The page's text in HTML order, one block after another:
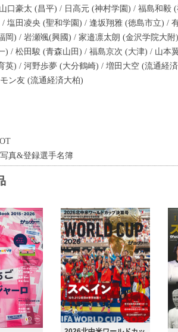
口豪太 (昌平) / 日高元 (神村学園) / 福島和毅
塩田凌央 (聖和学園) / 逢坂翔雅 (徳島市立) /
岡) / 岩瀬颯(興國) / 家邉凛太朗 (金沢学院大
) / 松田駿 (青森山田) / 福島京次 (大津) / 山本
英) / 河野歩夢 (大分鶴崎) / 増田大空 (流通経
ン友 (流通経済大柏)
真&登録選手名簿